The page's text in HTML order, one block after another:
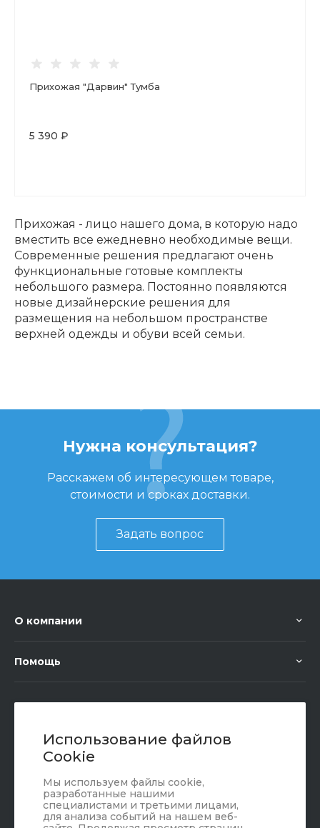
Использование файлов
Cookie
Мы используем файлы cookie,
разработанные нашими
специалистами и третьими лицами,
для анализа событий на нашем веб-
Прихожая "Дарвин" Тумба
5 390 ₽
Прихожая - лицо нашего дома, в которую надо
вместить все ежедневно необходимые вещи.
Современные решения предлагают очень
функциональные готовые комплекты
небольшого размера. Постоянно появляются
новые дизайнерские решения для
размещения на небольшом пространстве
верхней одежды и обуви всей семьи.
Нужна консультация?
Расскажем об интересующем товаре,
стоимости и сроках доставки.
Задать вопрос
О компании
Помощь
г. Юрюзань, ул. Пролетарская, 101